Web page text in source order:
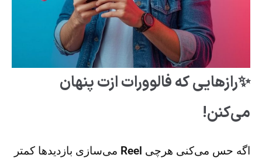
✨رازهایی که فالوورات ازت پنهان
می‌کنن!
اگه حس می‌کنی هرچی Reel می‌سازی بازدیدها کمتر